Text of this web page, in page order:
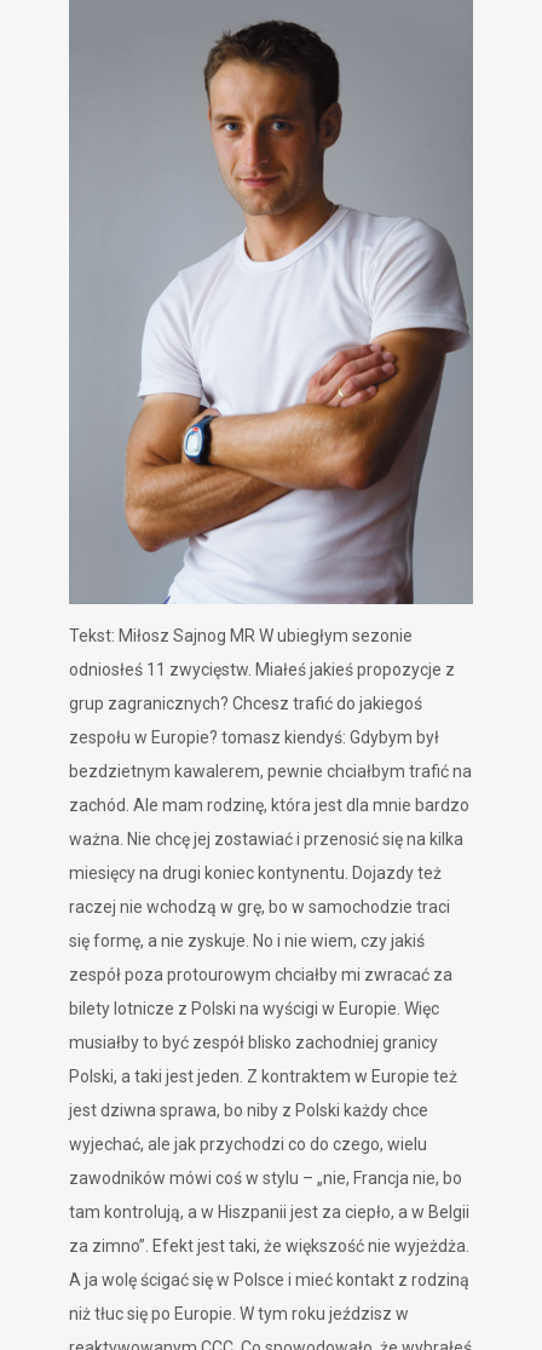
Tekst: Miłosz Sajnog MR W ubiegłym sezonie odniosłeś 11 zwycięstw. Miałeś jakieś propozycje z grup zagranicznych? Chcesz trafić do jakiegoś zespołu w Europie? tomasz kiendyś: Gdybym był bezdzietnym kawalerem, pewnie chciałbym trafić na zachód. Ale mam rodzinę, która jest dla mnie bardzo ważna. Nie chcę jej zostawiać i przenosić się na kilka miesięcy na drugi koniec kontynentu. Dojazdy też raczej nie wchodzą w grę, bo w samochodzie traci się formę, a nie zyskuje. No i nie wiem, czy jakiś zespół poza protourowym chciałby mi zwracać za bilety lotnicze z Polski na wyścigi w Europie. Więc musiałby to być zespół blisko zachodniej granicy Polski, a taki jest jeden. Z kontraktem w Europie też jest dziwna sprawa, bo niby z Polski każdy chce wyjechać, ale jak przychodzi co do czego, wielu zawodników mówi coś w stylu – „nie, Francja nie, bo tam kontrolują, a w Hiszpanii jest za ciepło, a w Belgii za zimno”. Efekt jest taki, że większość nie wyjeżdża. A ja wolę ścigać się w Polsce i mieć kontakt z rodziną niż tłuc się po Europie. W tym roku jeździsz w reaktywowanym CCC. Co spowodowało, że wybrałeś właśnie tę grupę? Poprzedni sezon uważam za najlepszy tylko indywidualnie. Wprawdzie jako grupa dominowaliśmy, ale Knauf przestał istnieć. Szkoda mi tego składu, bo taka drużyna chyba już się nie zbierze. Co zaś się tyczy CCC, uważam, że jest to obecnie najbardziej przyszłościowa grupa, która, mam nadzieję, w ciągu kilku lat wróci do czołówki kolarstwa. W ubiegłym roku Knauf wygrywał wszystko w Polsce, ale wasze sukcesy nie były dostrzegane, nie czujesz jakiegoś niedosytu z tego powodu? Myślę, że nasza postawa została dostrzeżona. I wszyscy chcieli, żebyśmy się jako zespół w końcu wyłożyli, żeby nam dokopać. Pojawiały się takie głosy, że wygrywamy wyścigi „wokół komina”. Ale takie przecież jest w Polsce ściganie, wyścigi są takie, jakie są. A my nastawialiśmy się na krajowe ściganie, bo taka jest dawna III dywizja. Wiadomo, że nikt nie wpuściłby nas na dobry wyścig z ekipami protourowymi. Ale nie ukrywajmy, Knauf wygrywał wyścigi, które wszyscy chcieli wygrać. I nie potrafili z nami walczyć. Byliśmy tak zgrani, że potrafiliśmy pojechać dla innych nielogicznie i wygrać wyścig. Mówiono, że liczy się tylko Tour de Pologne, a zawodnicy z Polski nawet nie potrafili tam walczyć. Przecież nie można się oszukiwać, że komuś z ProTouru zależy na przykład na koszulce najlepszego górala. A potem Polacy jechali w górach czterdzieści na godzinę i dziwili się, że nie mogą żadnej akcji zrobić. To chyba największy problem polskiego kolarstwa, że tracimy kontakt z ProTourem, potem nic nie możemy zrobić na mistrzostwach świata. Miałeś oferty z innych drużyn? Tak, miałem wiele ofert, rozmawiałem z wieloma dyrektorami sportowymi. Ale jestem już doświadczonym zawodnikiem i patrzę na wiele rzeczy, zanim podpiszę kontrakt. Jedną z nich jest na pewno perspektywa istnienia grupy. Nie mogę, ze względu na rodzinę, ryzykować, że w trakcie sezonu grupa się rozpadnie albo przestanie płacić. Oczekuję pewności, przynajmniej jeżeli chodzi o konkretny sezon. Z tego powodu nie wybrałem Intela, który miał problemy z dopięciem budżetu. Pod względem finansowym CCC jest niewątpliwie najlepszą grupą w tej chwili w Polsce. Nikt nie mógł ich przebić w tym roku. Myślę, że grupa ta najszybciej trafi do II dywizji i będę miał w niej szansę ścigania z najlepszymi. A co do Intela, powszechnie mówi się już, że Piotr Kosmala szykuje grupę MTB na kolejne lata. Jakie masz plany na ten sezon? Ścigamy się głównie w Polsce. Na pewno chcemy pokazać się na wyścigach ProLigi, która jest dla nas ważna. Na mistrzostwach Polski też z pewnością nie będziemy tłem. Ubiegłoroczny start nie był w waszym wykonaniu najlepszy? Jak o tym myślę, mam w uszach słowa prezesa Walkiewicza – „meteoryty spadły”. Takie cuda czasem się dzieją na tej imprezie i stąd zaskoczenie. Nigdy nie stawiałem na zwycięstwo Witeckiego, nie wyobrażałem sobie tego, żeby kolarz, którego nie widać do mistrzostw, nagle je wygrywał. W dodatku cała otoczka tej imprezy, brak badań antydopingowych… Właśnie stąd biorą się te wszystkie plotki i podejrzenia. Chciałem się pokazać w czasówce, ale Mazur był nie do pokonania. Czyli nie nastawiasz się w tym roku na zwycięstwo w mistrzostwach? Hm, mistrz Polski to atrakcyjny tytuł, dla mnie jednak nie wszystko. Przecież nawet w podpisaniu nowego kontraktu niewiele to pomaga. Takich krajowych mistrzów jest całe mnóstwo. Mistrz Czech, Słowacji czy Chorwacji. Ale ci zawodnicy nie są traktowani poważnie w tym sensie, że liczą się mistrzowie Włoch czy Hiszpanii. Za tymi tytułami idą od razu pieniądze i wysokie kontrakty. Za mistrzostwem Polski idzie prestiż, ale tylko w kraju. Obserwowałem ostatnio Witeckiego, który do niedawna był posiadaczem tytułu. Nikt do niego nie podchodził, nawet dziennikarze się nim nie interesowali. No i jeszcze kwestia, co mistrz Polski wygrywa. Ja widzę, że ostatnio nasi mistrzowie wygrywają tylko MP i żadnego wyścigu potem już nie są w stanie wygrać. To ja wolę wygrywać inne wyścigi. Rozmawiamy przed ostatnim etapem wyścigu, który ponoć strasznie trudno wygrać. Chciałeś stanąć na podium? Nie, to chyba niemożliwe, żebym wygrał. Bałtyk – Karkonosze to wyścig, w którym jest czasówka pod górę. A to jest etap dla małych, walecznych i lekkich kolarzy. Niektórzy mówią, że dla Romanika i „Dziadek” robi pod górę, co chce. Ja jestem za ciężki, żeby coś zwojować, zwłaszcza, że nie ma już gdzie nadrabiać. Dzisiaj wprawdzie cały peleton leżał z powodu deszczu. Mnie się upiekło, ale i tak chyba nie poprawię dziewiątego miejsca. Dwukrotnie za to zwyciężyłeś w Wyścigu Szlakiem Grodów Piastowskich. Dwa razy z rzędu. Trudniej było wygrać tę czy poprzednią edycję? Myślę, że chyba poprzednia edycja była trudniejsza. Tutaj jechaliśmy właściwie kontrolować wyścig. W ubiegłym roku wszyscy się trochę obwąchiwali. Wygraliśmy dość niespodziewanie. Dla mnie było to ważne zwycięstwo, bo wyścig ten uchodzi za wiosenne mistrzostwa i jest ciężki. W tym roku było już inaczej. Czy fakt, że wyścig był rozgrywany na waszym terenie, sprawił, że jechaliście tak aktywnie? Z pewnością. Jeżeli wyścig przejeżdża praktycznie tuż pod siedzibą naszego sponsora, drużyna chce się pokazać. Tu wszyscy liczyli, że będzie się promować. Ale jak już powiedziałem, w tym wyścigu każdy pokazuje, jak przepracował zimę i jakie ma aspiracje. Dlatego to zwycięstwo cieszy mnie bardzo. Niewiele osób pamięta, że masz w swojej karierze epizod MTB … Próbowałem… Mój ówczesny klub starał się dopasować do nowych trendów. Zimą jeździliśmy przełaje, a w lecie mieliśmy startować w kolarstwie górskim. Startowałem w pierwszych cyklach Langa. Z czasem okazało się, że MTB zamula zawodników szosowych. Tak było w naszym przypadku i zrezygnowaliśmy. Przeszedłem z przełajów na szosę i jak widać, był to dobry wybór. Czy przełaje dały Ci coś, czego nie mają inni zawodnicy? Hm, przełaje to specyficzny sport. Mokry i w błocie, ale pasjonujący. Wyścigi są ciężkie. Bardzo ważna jest technika jazdy, całkowicie inna niż ta znana z MTB. Przy przełajach kolarstwo górskie jest wolne, takie pełzanie pod górę. Wyścig przełajowy jest emocjonujący, ma spore tempo, potworną rywalizację, a to wszystko najczęściej przy marnej pogodzie. W Polsce przełaje znalazły się w niełasce. Powoli przestały istnieć jako wyścigi. Trochę mi tego szkoda, bo w krajach Beneluxu są bardzo popularne. Na pewno z przełajów pozostała mi odporność na deszcz i zimno. Zła pogoda nie przeszkadza mi szczególnie. Z techniki jazdy pewnie wiele już straciłem, bo jednak kolarstwo szosowe ma inną specyfikę. Trudno było przejść na szosę? Nie, odbyło się to w sumie naturalnie. Jeździłem przełaje i MTB, skończyłem AWF i mój rodzinny klub nie miał już co ze mną zrobić. Byłem jedynym zawodnikiem w takim wieku. Starałem się jeździć na wyścigi szosowe i pokazywać się, bo liczyłem, że dostanę propozycję z grupy szosowej. Wtedy właściwie tylko kolarstwo szosowe było zawodowe. Zaraz po studiach pomyślałem, że chciałbym się jeszcze ścigać. I tak startowałem w różnych wyścigach, aż w końcu przyszła oferta z Mikomaxu, zespołu, w którym mieli się ścigać młodzi zawodnicy. Jesteś na czołowym miejscu w klasyfikacji UCI wśród zawodników grup kontynentalnych? Jak się z tym czujesz? Właściwie nie traktuję tego poważnie. To faktycznie duże wyróżnienie, ale sezon jeszcze trwa. Wiele wyścigów przed nami i klasyfikacja na pewno się zmieni. Może to ważne dla osób, które mają małe pojęcie o kolarstwie, ale jak ktoś jest fachowcem, to zaraz sprawdzi wyścigi, w jakich brałem udział. Pewnie, że miło jest wygrywać, ale wolałbym ścigać się w najlepszych wyścigach z najlepszymi zawodnikami niż wygrywać w wyścigach lokalnych. Chociaż to miłe móc zobaczyć swoje nazwisko w takiej klasyfikacji i to tak wysoko… A zajęcie pierwszego miejsca w ProLidze jest dla Ciebie ważniejsze? Jest ważne dla naszego zespołu i dla mnie osobiście. To dość wymierna klasyfikacja, bo obejmuje najważniejsze polskie wyścigi. Jak już mówiłem, zamierzamy dobrze pokazać się w tym cyklu jako zespół, a ja na pewno będę walczył o koszulkę. Jesteś kolarzem uniwersalnym, jeździsz po górach, potrafisz zafiniszować z grupy, dobrze wypadasz w czasówkach… Jeszcze możesz dodać, że dobrze jeżdżę klasyki i memoriały (śmiech). Myślę, że w Polsce, żeby odnosić sukcesy, trzeba być wszechstronnym kolarzem. Taka jest specyfika polskiego kolarstwa. Jeżeli chcesz odnosić sukcesy, musisz być dobry w wielu dziedzinach. Kiedyś w TdP startował Australijczyk Allan Davis (wywiad z nim znajdziecie w archiwalnym numerze MR 11-12 2004 – przyp. red.), on właśnie był wzorem wszechstronności w tym wyścigu. Czy jakiś kolarz jest dla Ciebie wzorem, idealnym zawodnikiem? Ideałem dla wielu, w tym także dla mnie, jest Eddy Merckx. Niesamowita wola walki i chęć zwyciężania towarzyszyła mu przez całą karierę. Kolarz, który nigdy nie odpuszczał. Jeżeli na kimś się wzoruję, to właśnie na nim. A jaki powinien być według Ciebie wzorowy dyrektor sportowy? Ale bez nazwisk?